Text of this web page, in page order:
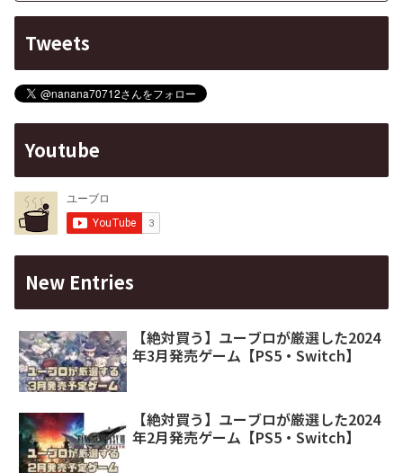
Tweets
Youtube
New Entries
【絶対買う】ユーブロが厳選した2024
年3月発売ゲーム【PS5・Switch】
【絶対買う】ユーブロが厳選した2024
年2月発売ゲーム【PS5・Switch】